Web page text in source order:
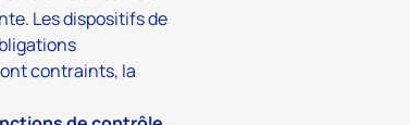
Les dispositifs de
contraints, la